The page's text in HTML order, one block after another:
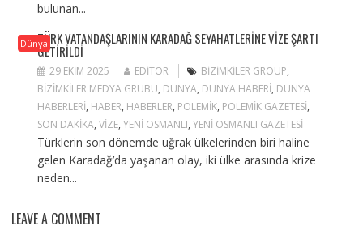
bulunan...
DünyaTÜRK VATANDAŞLARININ KARADAĞ SEYAHATLERINE VIZE ŞARTI
GETIRILDI
29 EKIM 2025 EDITOR BIZIMKILER GROUP,
BIZIMKILER MEDYA GRUBU, DÜNYA, DÜNYA HABERI, DÜNYA
HABERLERI, HABER, HABERLER, POLEMIK, POLEMIK GAZETESI,
SON DAKIKA, VIZE, YENI OSMANLI, YENI OSMANLI GAZETESI
Türklerin son dönemde uğrak ülkelerinden biri haline
gelen Karadağ’da yaşanan olay, iki ülke arasında krize
neden...
LEAVE A COMMENT